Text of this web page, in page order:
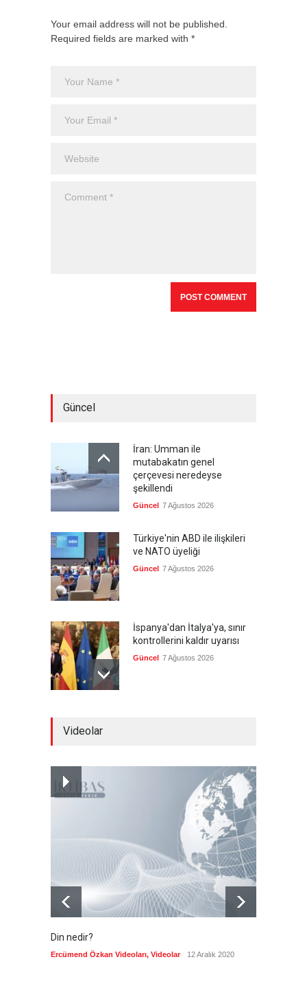
Your email address will not be published.
Required fields are marked with *
Güncel
İran: Umman ile
mutabakatın genel
çerçevesi neredeyse
şekillendi
Güncel 7 Ağustos 2026
Türkiye'nin ABD ile ilişkileri
ve NATO üyeliği
Güncel 7 Ağustos 2026
İspanya'dan İtalya'ya, sınır
kontrollerini kaldır uyarısı
Güncel 7 Ağustos 2026
Fransa'nın sosyal medyaya
yasak talebine ABD'den sert
Güncel 7 Ağustos 2026
Videolar
Din nedir?
Ercümend Özkan Videoları, Videolar 12 Aralık 2020